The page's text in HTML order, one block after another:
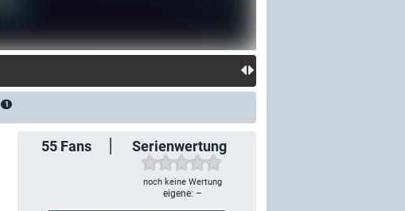
1
55 Fans Serienwertung
noch keine Wertung
eigene: –